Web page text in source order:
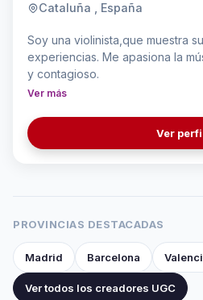
Cataluña , España
Soy una violinista,que muestra
experiencias. Me apasiona la
y contagioso.
Ver más
Ver
PROVINCIAS DESTACADAS
Madrid Barcelona
Ver todos los creadores UGC